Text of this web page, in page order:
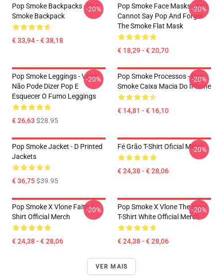
Pop Smoke Backpacks - Pop
Smoke Backpack
€ 33,94 - € 38,18
-20%
Pop Smoke Face Masks - You
Cannot Say Pop And Forget
The Smoke Flat Mask
€ 18,29 - € 20,70
-20%
Pop Smoke Leggings - Você
Não Pode Dizer Pop E
Esquecer O Fumo Leggings
€ 26,63 $28.95
-20%
Pop Smoke Processos - Pop
Smoke Caixa Macia Do IPhone
€ 14,81 - € 16,10
-20%
Pop Smoke Jacket - D Printed
Jackets
€ 36,75$39.95
Fé Grão T-Shirt Oficial Merch
€ 24,38 - € 28,06
-20%
Pop Smoke X Vlone Faith T-
Shirt Official Merch
€ 24,38 - € 28,06
-20%
Pop Smoke X Vlone The Woo
T-Shirt White Official Merch
€ 24,38 - € 28,06
-20%
VER MAIS